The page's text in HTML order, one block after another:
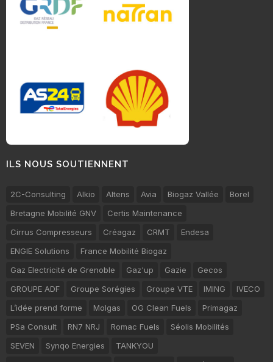
ILS NOUS SOUTIENNENT
2C-Consulting Alkio Altens Avia Biogaz Vallée
Borel
Bretagne Mobilité GNV
Certis Maintenance
Cirrus Compresseurs
Créagaz CRMT
Endesa
ENGIE Solutions
France Mobilité Biogaz
Gaz Electricité de Grenoble
Gaz'up Gazie
Gecos
GROUPE ADF
Groupe Sorégies Groupe VTE IMING
IVECO
L’idée prend forme
Molgas OG Clean Fuels
Primagaz
PSa Consult
RN7 NRJ Romac Fuels
Séolis Mobilités
SEVEN
Synqo Energies
TANKYOU